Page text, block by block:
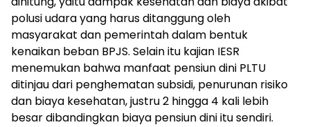
polusi udara yang harus ditanggung oleh
masyarakat dan pemerintah dalam bentuk
kenaikan beban BPJS. Selain itu kajian IESR
menemukan bahwa manfaat pensiun dini PLTU
ditinjau dari penghematan subsidi, penurunan risiko
dan biaya kesehatan, justru 2 hingga 4 kali lebih
besar dibandingkan biaya pensiun dini itu sendiri.